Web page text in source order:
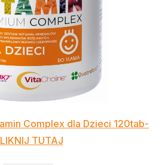
Complex dla Dzieci 120tab-
TUTAJ